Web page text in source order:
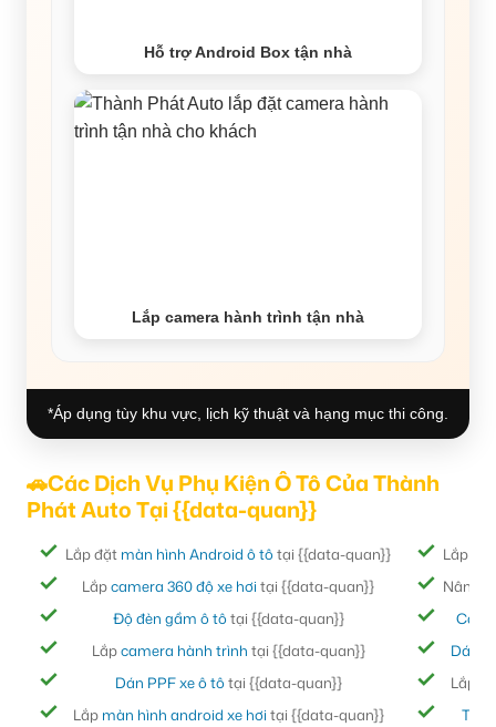
Hỗ trợ Android Box tận nhà
Lắp camera hành trình tận nhà
*Áp dụng tùy khu vực, lịch kỹ thuật và hạng mục thi công.
🚗Các Dịch Vụ Phụ Kiện Ô Tô Của Thành
Phát Auto Tại {{data-quan}}
Lắp đặt màn hình Android ô tôtại {{data-quan}}
Lắpcamera 360 độ xe hơi tại {{data-quan}}
Độ đèn gầm ô tôtại {{data-quan}}
Lắpcamera hành trình tại {{data-quan}}
Dán PPF xe ô tôtại {{data-quan}}
Lắp màn hình android xe hơi tại {{data-quan}}
Lắp
Nâng
Dán
Lắp